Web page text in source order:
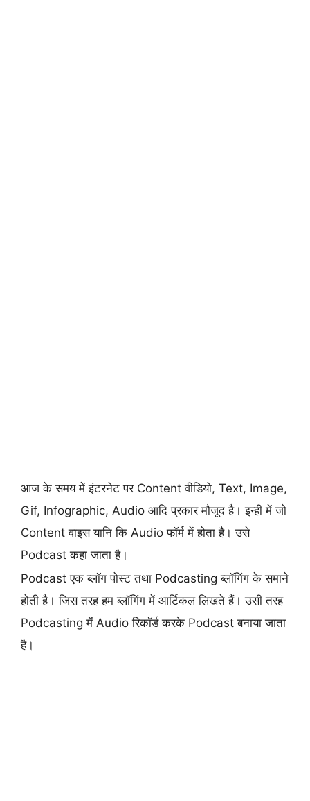
आज के समय में इंटरनेट पर Content वीडियो, Text, Image,
Gif, Infographic, Audio आदि प्रकार मौजूद है। इन्ही में जो
Content वाइस यानि कि Audio फॉर्म में होता है। उसे
Podcast कहा जाता है।
Podcast एक ब्लॉग पोस्ट तथा Podcasting ब्लॉगिंग के समाने
होती है। जिस तरह हम ब्लॉगिंग में आर्टिकल लिखते हैं। उसी तरह
Podcasting में Audio रिकॉर्ड करके Podcast बनाया जाता
है।